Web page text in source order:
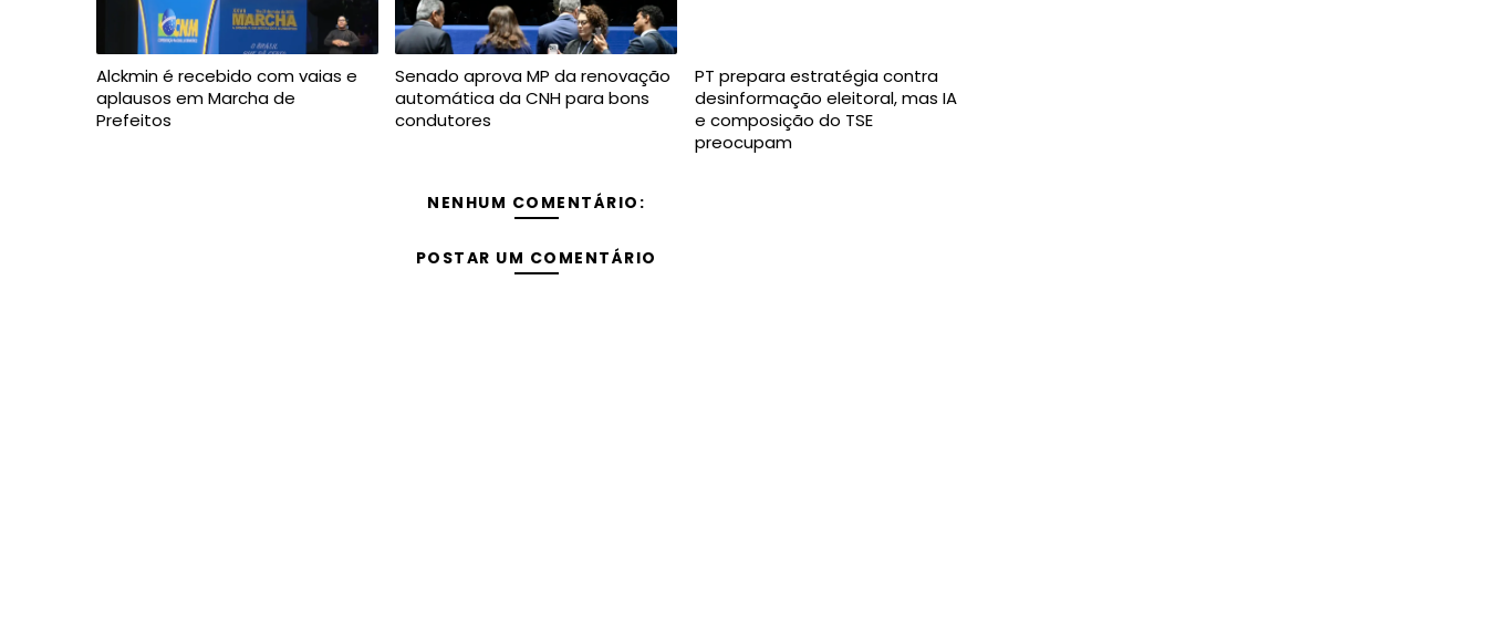
Alckmin é recebido com vaias e
aplausos em Marcha de
Prefeitos
Senado aprova MP da renovação
automática da CNH para bons
condutores
PT prepara estratégia contra
desinformação eleitoral, mas IA
e composição do TSE
preocupam
NENHUM COMENTÁRIO:
POSTAR UM COMENTÁRIO